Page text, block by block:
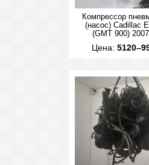
Компрессор
(насос) Cadillac
(GMT 900)
Цена: